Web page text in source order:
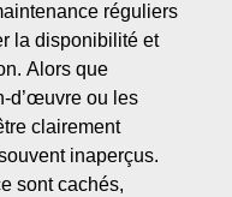
réguliers
la disponibilité et
Alors que
d’œuvre ou les
clairement
inaperçus.
sont cachés,